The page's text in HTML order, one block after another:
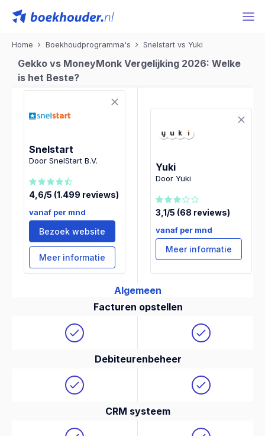
Home Boekhoudprogramma's Snelstart vs Yuki
Gekko vs MoneyMonk Vergelijking 2026: Welke
is het Beste?
Snelstart
Door SnelStart B.V.
4,6/5 (1.499 reviews)
vanaf per mnd
Bezoek website
Meer informatie
Yuki
Door Yuki
3,1/5 (68 reviews)
vanaf per mnd
Meer informatie
Algemeen
Facturen opstellen
Debiteurenbeheer
CRM systeem